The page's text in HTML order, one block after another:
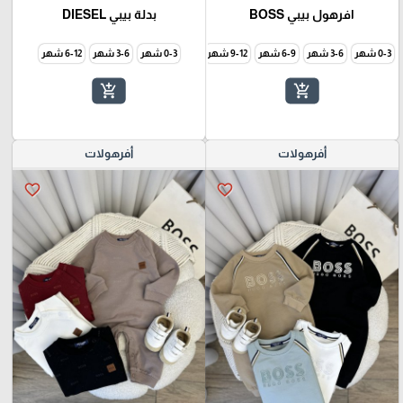
افرهول بيبي BOSS
0-3 شهر 3-6 شهر 6-9 شهر 9-12 شهر
add_shopping_cart
بدلة بيبي DIESEL
0-3 شهر 3-6 شهر 6-12 شهر
add_shopping_cart
أفرهولات
favorite_border
أفرهولات
favorite_border